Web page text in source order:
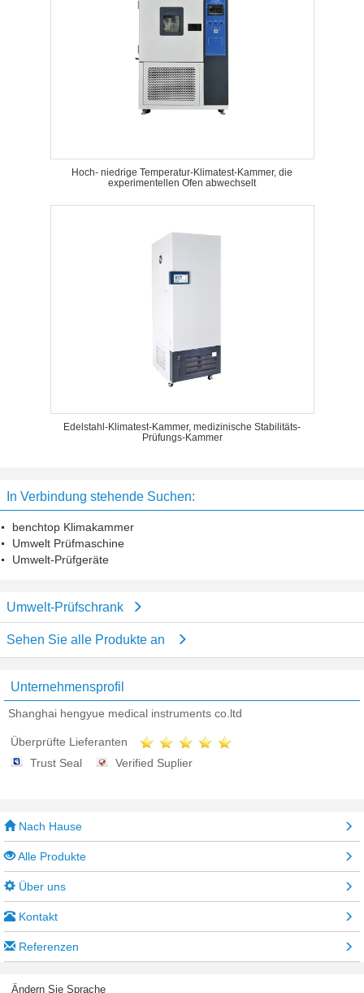
Hoch- niedrige Temperatur-Klimatest-Kammer, die
experimentellen Ofen abwechselt
Edelstahl-Klimatest-Kammer, medizinische Stabilitäts-
Prüfungs-Kammer
In Verbindung stehende Suchen:
benchtop Klimakammer
Umwelt Prüfmaschine
Umwelt-Prüfgeräte
Umwelt-Prüfschrank
Sehen Sie alle Produkte an
Unternehmensprofil
Shanghai hengyue medical instruments co.ltd
Überprüfte Lieferanten
Trust Seal
Verified Suplier
Nach Hause
Alle Produkte
Über uns
Kontakt
Referenzen
Ändern Sie Sprache